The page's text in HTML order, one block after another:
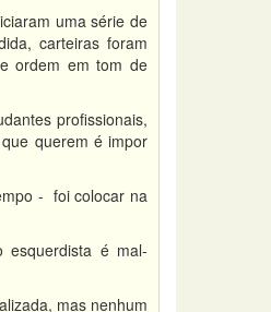
uma série de
carteiras foram
ordem em tom de
profissionais,
querem é impor
- foi colocar na
esquerdista é mal-
mas nenhum